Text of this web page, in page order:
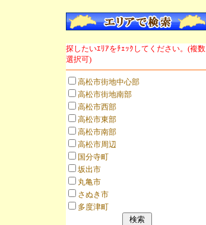
探したいｴﾘｱをﾁｪｯｸしてください。(複数
選択可)
高松市街地中心部
高松市街地南部
高松市西部
高松市東部
高松市南部
高松市周辺
国分寺町
坂出市
丸亀市
さぬき市
多度津町